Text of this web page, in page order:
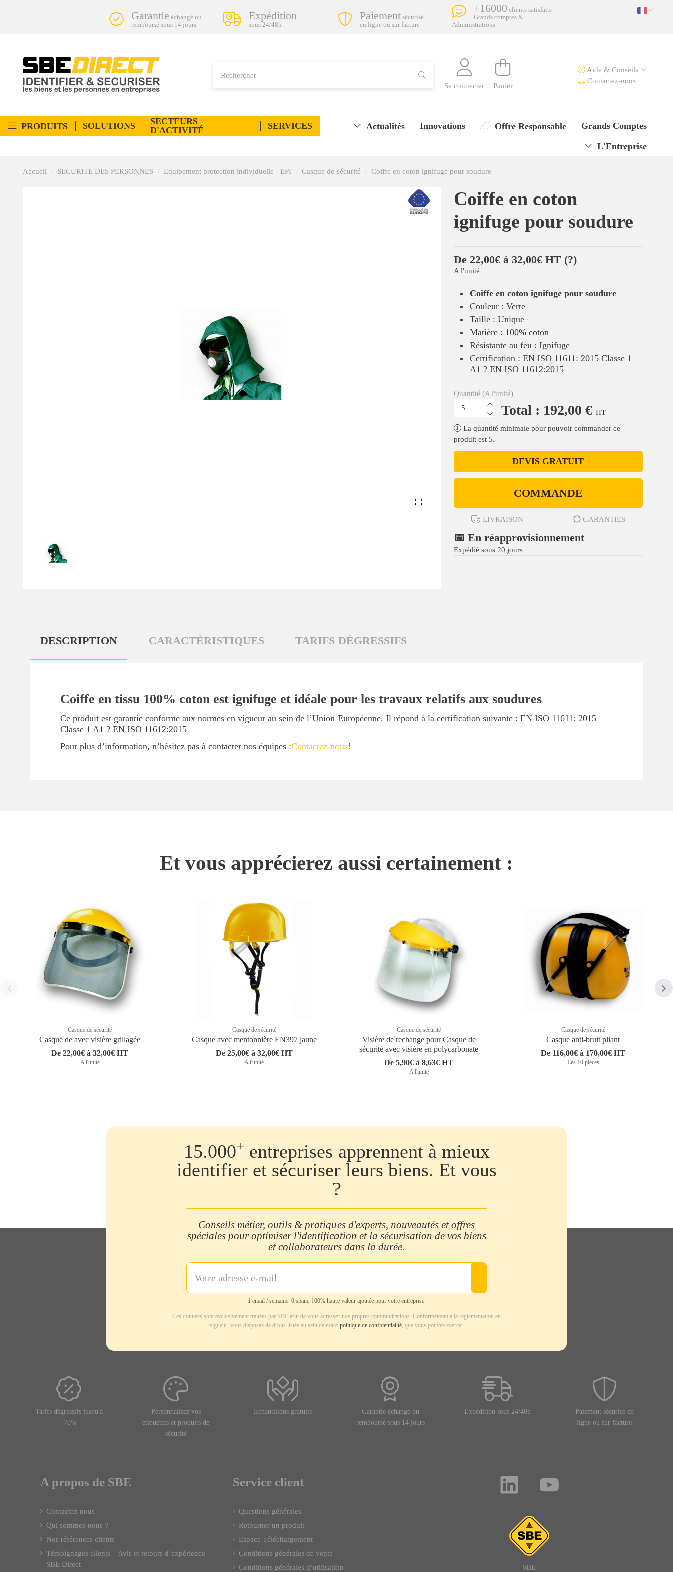
Garantie échangé ou
remboursé sous 14 jours
Expédition
sous 24/48h
Paiement sécurisé
en ligne ou sur facture
+16000 clients satisfaits
Grands comptes &
Administrations
Se connecter Panier
Aide & Conseils
Contactez-nous
PRODUITS SOLUTIONS
SECTEURS
D'ACTIVITÉ
SERVICES Grands Comptes
Offre Responsable
Innovations
Actualités
L'Entreprise
Accueil SECURITE DES PERSONNES Equipement protection individuelle - EPI Casque de sécurité Coiffe en coton ignifuge pour soudure
Coiffe en coton
ignifuge pour soudure
De 22,00€ à 32,00€ HT (?)
A l'unité
Coiffe en coton ignifuge pour soudure
Couleur : Verte
Taille : Unique
Matière : 100% coton
Résistante au feu : Ignifuge
Certification : EN ISO 11611: 2015 Classe 1
A1 ? EN ISO 11612:2015
Quantité (A l'unité)
Total : 192,00 € HT
La quantité minimale pour pouvoir commander ce
produit est 5.
DEVIS GRATUIT
COMMANDE
LIVRAISON GARANTIES
📅 En réapprovisionnement
Expédié sous 20 jours
DESCRIPTION CARACTÉRISTIQUES TARIFS DÉGRESSIFS
Coiffe en tissu 100% coton est ignifuge et idéale pour les travaux relatifs aux soudures
Ce produit est garantie conforme aux normes en vigueur au sein de l’Union Européenne. Il répond à la certification suivante : EN ISO 11611: 2015
Classe 1 A1 ? EN ISO 11612:2015
Pour plus d’information, n’hésitez pas à contacter nos équipes :Contactez-nous!
Et vous apprécierez aussi certainement :
Casque de sécurité
Casque de avec visière grillagée
De 22,00€ à 32,00€ HT
A l'unité
Casque de sécurité
Casque avec mentonnière EN397 jaune
De 25,00€ à 32,00€ HT
A l'unité
Casque de sécurité
Visière de rechange pour Casque de
sécurité avec visière en polycarbonate
De 5,90€ à 8,63€ HT
A l'unité
Casque de sécurité
Casque anti-bruit pliant
De 116,00€ à 170,00€ HT
Les 10 pièces
15.000+ entreprises apprennent à mieux
identifier et sécuriser leurs biens. Et vous
?
Conseils métier, outils & pratiques d'experts, nouveautés et offres
spéciales pour optimiser l'identification et la sécurisation de vos biens
et collaborateurs dans la durée.
1 email / semaine. 0 spam, 100% haute valeur ajoutée pour votre entreprise.
Ces données sont exclusivement traitées par SBE afin de vous adresser nos propres communications. Conformément à la règlementation en
vigueur, vous disposez de droits listés au sein de notre politique de confidentialité, que vous pouvez exercer.
Tarifs dégressifs jusqu'à
-70%
Personnalisez vos
étiquettes et produits de
sécurité
Echantillons gratuits
Garantie échangé ou
remboursé sous 14 jours
Expédition sous 24/48h
Paiement sécurisé en
ligne ou sur facture
A propos de SBE
Contactez-nous
Qui sommes-nous ?
Nos références clients
Témoignages clients – Avis et retours d’expérience
SBE Direct
Service client
Questions générales
Retourner un produit
Espace Téléchargement
Conditions générales de vente
Conditions générales d’utilisation
SBE